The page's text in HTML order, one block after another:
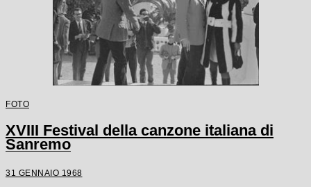
FOTO
XVIII Festival della canzone italiana di
Sanremo
31 GENNAIO 1968